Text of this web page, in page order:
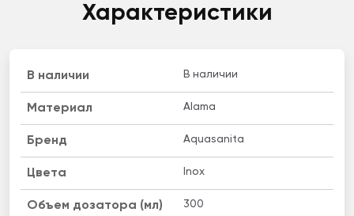
Характеристики
B наличии В наличии
Материал Alama
Бренд Aquasanita
Цвета Inox
Объем дозатора (мл) 300